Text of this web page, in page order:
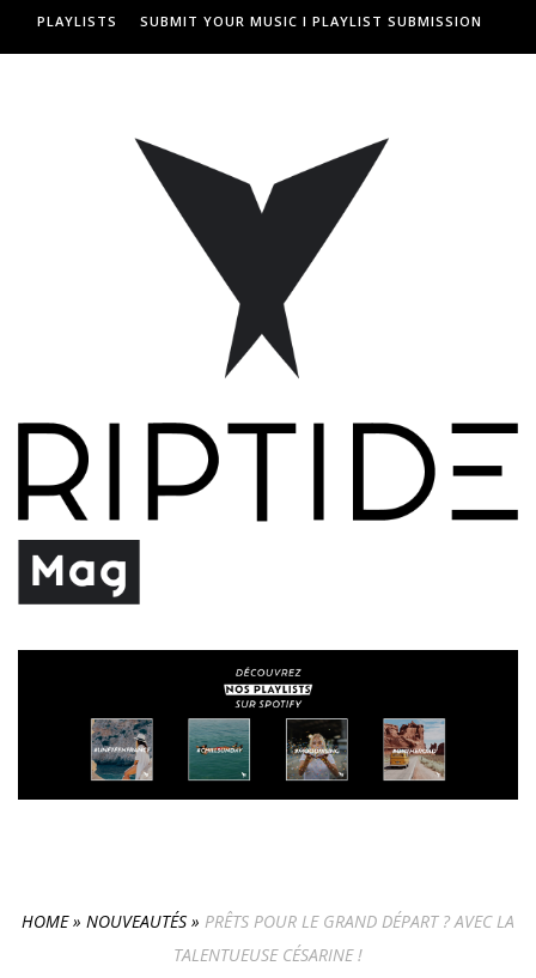
PLAYLISTS SUBMIT YOUR MUSIC I PLAYLIST SUBMISSION
HOME» NOUVEAUTÉS » PRÊTS POUR LE GRAND DÉPART ? AVEC LA
TALENTUEUSE CÉSARINE !